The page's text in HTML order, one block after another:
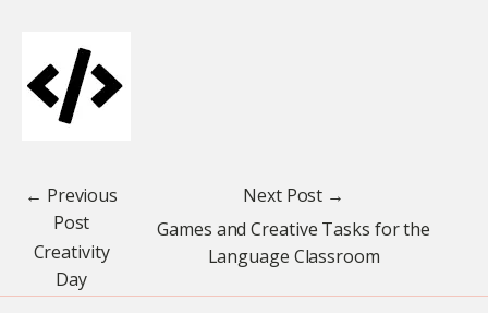
← Previous
Post
Creativity
Day
Next Post →
Games and Creative Tasks for the
Language Classroom